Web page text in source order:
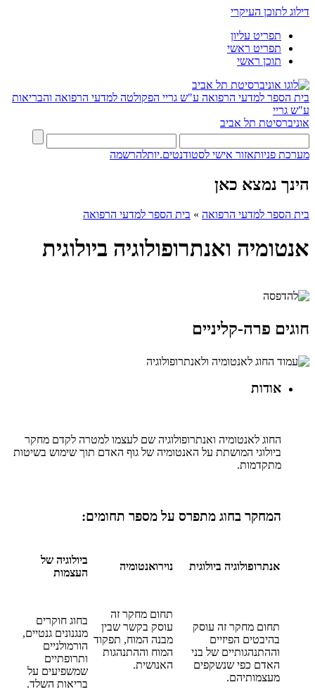
דילוג לתוכן העיקרי
תפריט עליון
תפריט ראשי
תוכן ראשי
בית הספר למדעי הרפואה ע"ש גריי הפקולטה למדעי הרפואה והבריאות
ע"ש גריי
אוניברסיטת תל אביב
מערכת פניותאזור אישי לסטודנטים.יותלהרשמה
הינך נמצא כאן
בית הספר למדעי הרפואה » בית הספר למדעי הרפואה
אנטומיה ואנתרופולוגיה ביולוגית
חוגים פרה-קליניים
אודות
החוג לאנטומיה ואנתרופולוגיה שם לעצמו למטרה לקדם מחקר
ביולוגי המושתת על האנטומיה של גוף האדם תוך שימוש בשיטות
מתקדמות.
המחקר בחוג מתפרס על מספר תחומים:
אנתרופולוגיה ביולוגית נוירואנטומיה
ביולוגיה של
העצמות
תחום מחקר זה עוסק
בהיבטים הפיזיים
וההתנהגותיים של בני
האדם כפי שנשקפים
מעצמותיהם.
תחום מחקר זה
עוסק בקשר שבין
מבנה המוח, תפקוד
המוח וההתנהגות
האנושית.
בחוג חוקרים
מנגנונים גנטיים,
הורמולניים
ותרופתיים
שמשפיעים על
בריאות השלד.